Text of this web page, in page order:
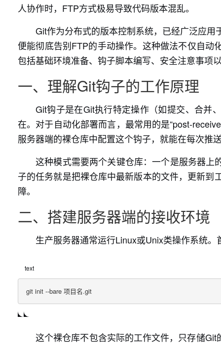
人协作时，FTP方式极易导致代码版本混乱。
Git作为分布式的版本控制系统，已经广泛应
便能彻底告别FTP的手动操作。这种做法不仅自
包括基础环境准备、钩子脚本编写、安全注意事项
一、理解Git钩子的工作原理
Git钩子是在Git执行特定操作（如提交、合并
在。对于自动化部署而言，最常用的是“post-
服务器端的裸仓库中配置这个钩子，就能在每次推
这种模式需要两个关键仓库：一个是服务器
子的任务就是把裸仓库中最新版本的文件，更新
障。
二、搭建服务器端的接收环境
生产服务器通常运行Linux或Unix类操作系统
text
git init --bare 项目名.git
这个裸仓库不包含实际的工作文件，只存储